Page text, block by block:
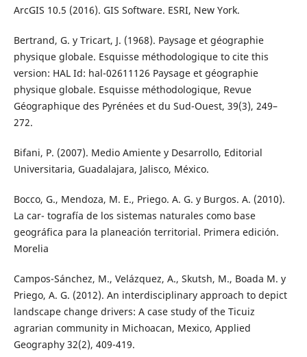
ArcGIS 10.5 (2016). GIS Software. ESRI, New York.
Bertrand, G. y Tricart, J. (1968). Paysage et géographie
physique globale. Esquisse méthodologique to cite this
version: HAL Id: hal-02611126 Paysage et géographie
physique globale. Esquisse méthodologique, Revue
Géographique des Pyrénées et du Sud-Ouest, 39(3), 249–
272.
Bifani, P. (2007). Medio Amiente y Desarrollo, Editorial
Universitaria, Guadalajara, Jalisco, México.
Bocco, G., Mendoza, M. E., Priego. A. G. y Burgos. A. (2010).
La car- tografía de los sistemas naturales como base
geográfica para la planeación territorial. Primera edición.
Morelia
Campos-Sánchez, M., Velázquez, A., Skutsh, M., Boada M. y
Priego, A. G. (2012). An interdisciplinary approach to depict
landscape change drivers: A case study of the Ticuiz
agrarian community in Michoacan, Mexico, Applied
Geography 32(2), 409-419.